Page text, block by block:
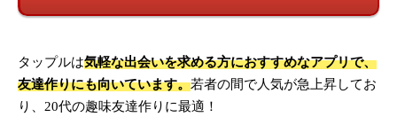
タップルは気軽な出会いを求める方におすすめなアプリで、
友達作りにも向いています。若者の間で人気が急上昇してお
り、20代の趣味友達作りに最適！